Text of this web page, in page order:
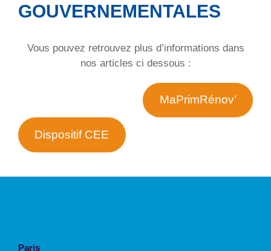
GOUVERNEMENTALES
Vous pouvez retrouvez plus d’informations dans
nos articles ci dessous :
MaPrimRénov’
Dispositif CEE
Paris